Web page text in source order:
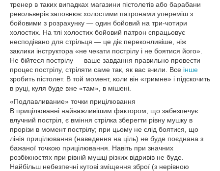
тренер в таких випадках магазини пістолетів або барабани
револьверів заповнює холостими патронами упереміш з
бойовими з розрахунку — один бойовий на три-чотири
холостих. На тлі холостих бойовий патрон спрацьовує
несподівано для стрільця — це діє переконливіше, ніж
заклики інструктора «не чекати пострілу і не боятися його».
Не бійтеся пострілу — ваше завдання правильно провести
процес пострілу, стріляти саме так, як вас вчили. Все інше
зробить пістолет. В той момент, коли він «гримне» і підскочить
в руці, куля буде вже «там», в мішені.
«Подлавливание» точки прицілювання
В прицілюванні найважливішим фактором, що забезпечує
влучний постріл, є вміння стрілка зберегти рівну мушку в
прорізи в момент пострілу; при цьому не слід боятися, що
лінія прицілювання (наведення на ціль) не буде поєднана з
бажаної точкою прицілювання. Навіть при значних
розбіжностях при рівній мушці різких відривів не буде.
Найбільш небезпечні кутові зміщення зброї (з нерівною